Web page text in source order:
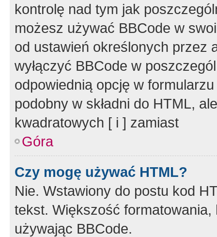
kontrolę nad tym jak
możesz używać BBCode w
od ustawień określonych przez
wyłączyć BBCode w
odpowiednią opcję w
podobny w składni do HTML,
kwadratowych [ i ] zamiast
Góra
Czy mogę używać HTML?
Nie. Wstawiony do postu kod
tekst. Większość
używając BBCode.